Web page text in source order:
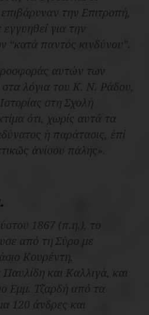
την Επιτροπή
εγγυηθεί για την
“κατά παντός κινδύνου”.
αυτών των
στα λόγια του Κ. Ν. Ράδου,
στη Σχολή
ότι, χωρίς αυτά τα
ἡ παράτασις, ἐπί
ἀνίσου πάλης
1867 (π.η.), το
από τη Σύρο με
Κουρέντη,
και Καλλιγά, και
Εμμ. Τζαρδή από τα
120 άνδρες και